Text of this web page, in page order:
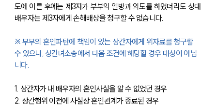
도에 이른 후에는 제3자가 부부의 일방과 외도를 하였더라도 상대
배우자는 제3자에게 손해배상을 청구할 수 없습니다.
※ 부부의 혼인파탄에 책임이 있는 상간자에게 위자료를 청구할
수 있으나, 상간녀소송에서 다음 조건에 해당할 경우 대상이 아닙
니다.
1. 상간자가 내 배우자의 혼인사실을 알 수 없었던 경우
2. 상간행위 이전에 사실상 혼인관계가 종료된 경우